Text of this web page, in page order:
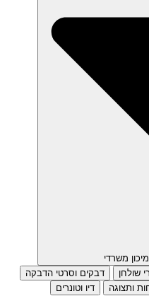
משרדי
שולחן
דבקים וסרטי הדבקה
ותצוגה דיו וטונרים